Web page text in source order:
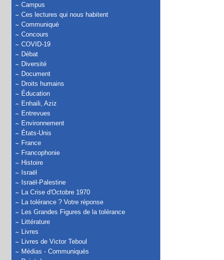
Campus
Ces lectures qui nous habitent
Communiqué
Concours
COVID-19
Débat
Diversité
Document
Droits humains
Éducation
Enhaili, Aziz
Entrevues
Environnement
États-Unis
France
Francophonie
Histoire
Israël
Israël-Palestine
La Crise d'Octobre 1970
La tolérance ? Votre réponse
Les Grandes Figures de la tolérance
Littérature
Livres
Livres de Victor Teboul
Médias - Communiqués